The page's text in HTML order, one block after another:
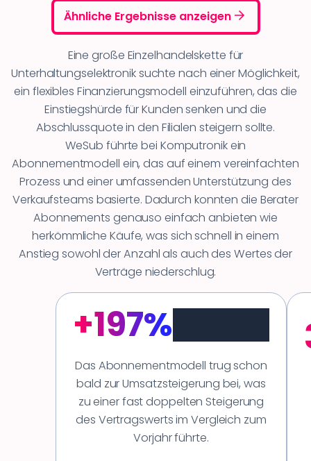
Ähnliche Ergebnisse anzeigen
Eine große Einzelhandelskette für
Unterhaltungselektronik suchte nach einer Möglichkeit,
ein flexibles Finanzierungsmodell einzuführen, das die
Einstiegshürde für Kunden senken und die
Abschlussquote in den Filialen steigern sollte.
WeSub führte bei Komputronik ein
Abonnementmodell ein, das auf einem vereinfachten
Prozess und einer umfassenden Unterstützung des
Verkaufsteams basierte. Dadurch konnten die Berater
Abonnements genauso einfach anbieten wie
herkömmliche Käufe, was sich schnell in einem
Anstieg sowohl der Anzahl als auch des Wertes der
Verträge niederschlug.
+197%
Das Abonnementmodell trug schon
bald zur Umsatzsteigerung bei, was
zu einer fast doppelten Steigerung
des Vertragswerts im Vergleich zum
Vorjahr führte.